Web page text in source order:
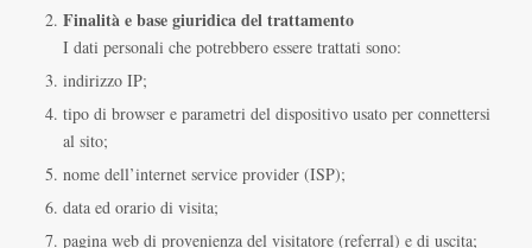
Finalità e base giuridica del trattamento
I dati personali che potrebbero essere trattati sono:
indirizzo IP;
tipo di browser e parametri del dispositivo usato per connettersi
al sito;
nome dell’internet service provider (ISP);
data ed orario di visita;
pagina web di provenienza del visitatore (referral) e di uscita;